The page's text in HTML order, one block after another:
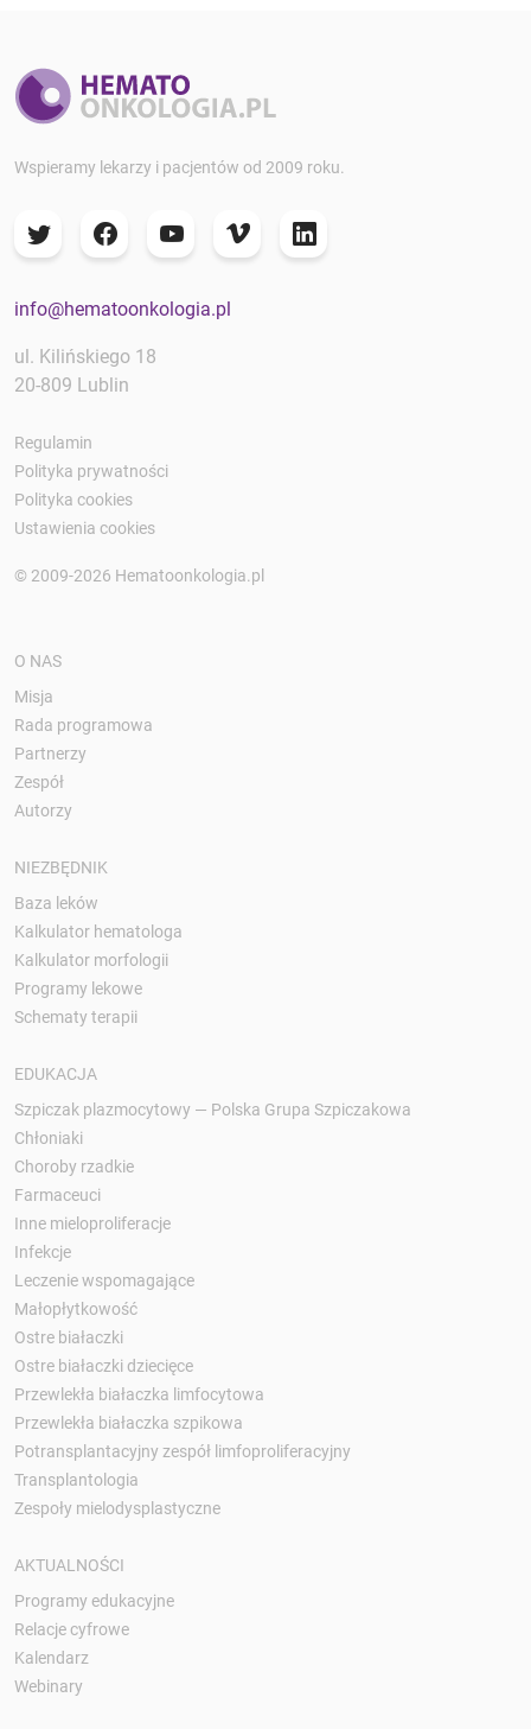
Wspieramy lekarzy i pacjentów od 2009 roku.
info@hematoonkologia.pl
ul. Kilińskiego 18
20-809 Lublin
Regulamin
Polityka prywatności
Polityka cookies
Ustawienia cookies
© 2009-2026 Hematoonkologia.pl
O NAS
Misja
Rada programowa
Partnerzy
Zespół
Autorzy
NIEZBĘDNIK
Baza leków
Kalkulator hematologa
Kalkulator morfologii
Programy lekowe
Schematy terapii
EDUKACJA
Szpiczak plazmocytowy — Polska Grupa Szpiczakowa
Chłoniaki
Choroby rzadkie
Farmaceuci
Inne mieloproliferacje
Infekcje
Leczenie wspomagające
Małopłytkowość
Ostre białaczki
Ostre białaczki dziecięce
Przewlekła białaczka limfocytowa
Przewlekła białaczka szpikowa
Potransplantacyjny zespół limfoproliferacyjny
Transplantologia
Zespoły mielodysplastyczne
AKTUALNOŚCI
Programy edukacyjne
Relacje cyfrowe
Kalendarz
Webinary